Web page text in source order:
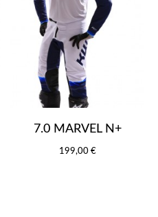
7.0 MARVEL N+
199,00 €